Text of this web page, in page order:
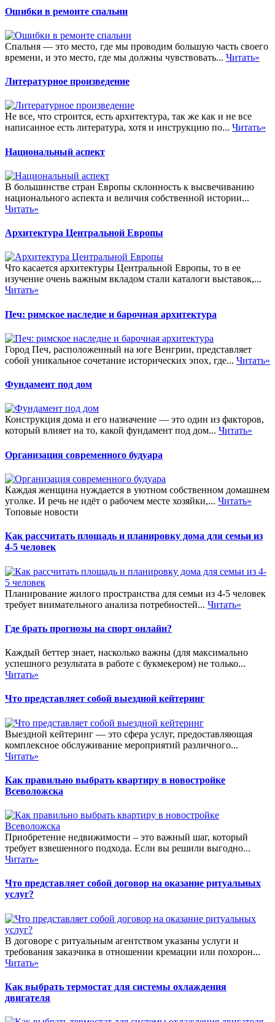
Ошибки в ремонте спальни
Спальня — это место, где мы проводим большую часть своего
времени, и это место, где мы должны чувствовать... Читать»
Литературное произведение
Не все, что строится, есть архитектура, так же как и не все
написанное есть литература, хотя и инструкцию по... Читать»
Национальный аспект
В большинстве стран Европы склонность к высвечиванию
национального аспекта и величия собственной истории...
Читать»
Архитектура Центральной Европы
Что касается архитектуры Центральной Европы, то в ее
изучение очень важным вкладом стали каталоги выставок,...
Читать»
Печ: римское наследие и барочная архитектура
Город Печ, расположенный на юге Венгрии, представляет
собой уникальное сочетание исторических эпох, где... Читать»
Фундамент под дом
Конструкция дома и его назначение — это один из факторов,
который влияет на то, какой фундамент под дом... Читать»
Организация современного будуара
Каждая женщина нуждается в уютном собственном домашнем
уголке. И речь не идёт о рабочем месте хозяйки,... Читать»
Топовые новости
Как рассчитать площадь и планировку дома для семьи из
4-5 человек
Планирование жилого пространства для семьи из 4-5 человек
требует внимательного анализа потребностей... Читать»
Где брать прогнозы на спорт онлайн?
Каждый беттер знает, насколько важны (для максимально
успешного результата в работе с букмекером) не только...
Читать»
Что представляет собой выездной кейтеринг
Выездной кейтеринг — это сфера услуг, предоставляющая
комплексное обслуживание мероприятий различного...
Читать»
Как правильно выбрать квартиру в новостройке
Всеволожска
Приобретение недвижимости – это важный шаг, который
требует взвешенного подхода. Если вы решили выгодно...
Читать»
Что представляет собой договор на оказание ритуальных
услуг?
В договоре с ритуальным агентством указаны услуги и
требования заказчика в отношении кремации или похорон...
Читать»
Как выбрать термостат для системы охлаждения
двигателя